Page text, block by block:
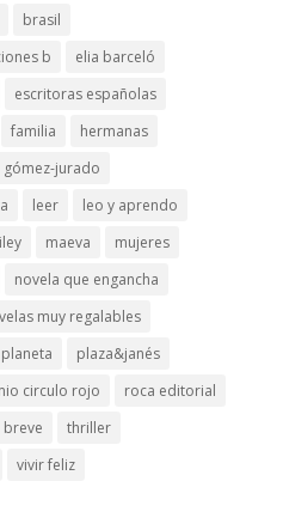
brasil
b
elia barceló
escritoras españolas
familia
hermanas
gómez-jurado
leer
leo y aprendo
maeva
mujeres
novela que engancha
muy regalables
planeta
plaza&janés
circulo rojo
roca editorial
thriller
vivir feliz